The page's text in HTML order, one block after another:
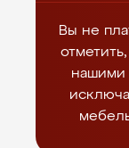
Вы не
нашими